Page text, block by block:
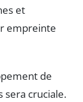
et
empreinte
de
sera cruciale.